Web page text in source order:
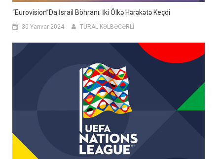
“Eurovision”da İsrail Böhranı: İki Ölkə Hərəkətə Keçdi
30 Yanvar 2024 TURAL KƏLBƏCƏRLİ